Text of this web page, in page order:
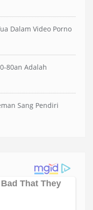
Dalam Video Porno
80an Adalah
Sang Pendiri